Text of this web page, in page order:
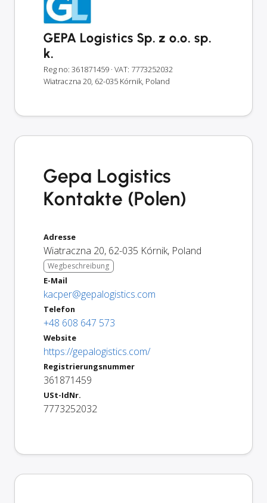
GEPA Logistics Sp. z o.o. sp.
k.
Reg no: 361871459 · VAT: 7773252032
Wiatraczna 20, 62-035 Kórnik, Poland
Gepa Logistics
Kontakte (Polen)
Adresse
Wiatraczna 20, 62-035 Kórnik, Poland
Wegbeschreibung
E-Mail
kacper@gepalogistics.com
Telefon
+48 608 647 573
Website
https://gepalogistics.com/
Registrierungsnummer
361871459
USt-IdNr.
7773252032